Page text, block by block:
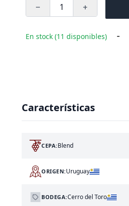
remove add
En stock (11 disponibles) -
Características
CEPA:Blend
ORIGEN:Uruguay
BODEGA:Cerro del Toro